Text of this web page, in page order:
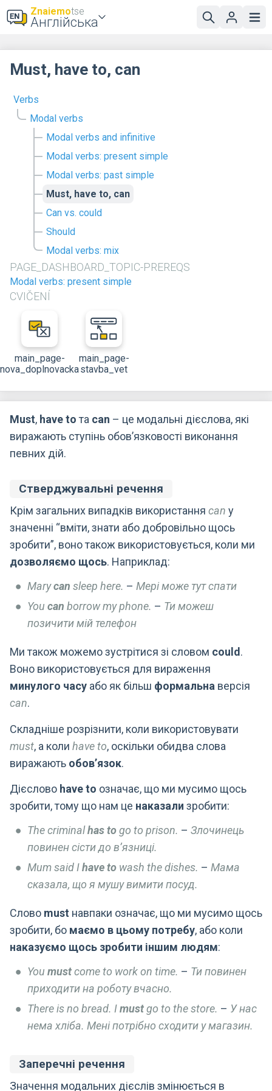
Znaiemotse
Англійська
Verbs
Modal verbs
Modal verbs and infinitive
Modal verbs: present simple
Modal verbs: past simple
Must, have to, can
Can vs. could
Should
Modal verbs: mix
PAGE_DASHBOARD_TOPIC-PREREQS
Modal verbs: present simple
CVIČENÍ
main_page-
nova_doplnovacka
main_page-
stavba_vet
Must, have to, can
Must, have toта can – це модальні дієслова, які
виражають ступінь обов’язковості виконання
певних дій.
Стверджувальні речення
Крім загальних випадків використання can у
значенні “вміти, знати або добровільно щось
зробити”, воно також використовується, коли ми
дозволяємо щось. Наприклад:
Marycan sleep here. –Мері може тут спати
Youcan borrow my phone. – Ти можеш
позичити мій телефон
Ми також можемо зустрітися зі словом could.
Воно використовується для вираження
минулого часу або як більш формальна версія
can.
Складніше розрізнити, коли використовувати
must, а коли have to, оскільки обидва слова
виражають обов’язок.
Дієслово have to означає, що ми мусимо щось
зробити, тому що нам це наказали зробити:
The criminalhas togo to prison. –Злочинець
повинен сісти до в’язниці.
Mum said Ihave to wash the dishes. –Мама
сказала, що я мушу вимити посуд.
Слово must навпаки означає, що ми мусимо щось
зробити, бо маємо в цьому потребу, або коли
наказуємо щось зробити іншим людям:
Youmustcome to work on time. – Ти повинен
приходити на роботу вчасно.
There is no bread. Imustgo to the store. – У нас
нема хліба. Мені потрібно сходити у магазин.
Заперечні речення
Значення модальних дієслів змінюється в